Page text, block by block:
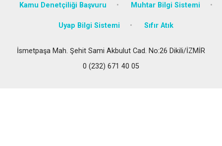
Kamu Denetçiliği Başvuru Muhtar Bilgi Sistemi
Uyap Bilgi Sistemi Sıfır Atık
İsmetpaşa Mah. Şehit Sami Akbulut Cad. No:26 Dikili/İZMİR
0 (232) 671 40 05